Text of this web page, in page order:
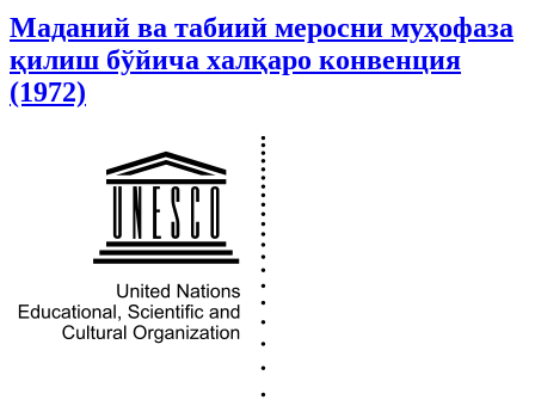
Маданий ва табиий меросни муҳофаза
қилиш бўйича халқаро конвенция
(1972)